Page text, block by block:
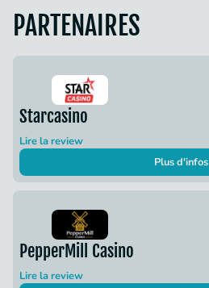
PARTENAIRES
Starcasino
Lire la review
Plus d'infos
PepperMill Casino
Lire la review